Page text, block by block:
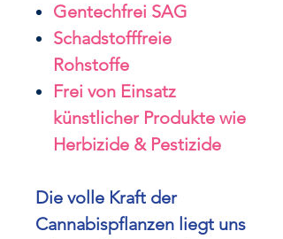
Gentechfrei SAG
Schadstofffreie
Rohstoffe
Frei von Einsatz
künstlicher Produkte wie
Herbizide & Pestizide
Die volle Kraft der
Cannabispflanzen liegt uns